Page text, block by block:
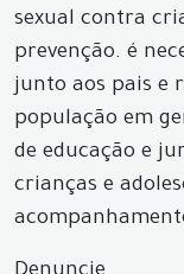
sexual contra
prevenção. é
junto aos pais e
população em
de educação e
crianças e